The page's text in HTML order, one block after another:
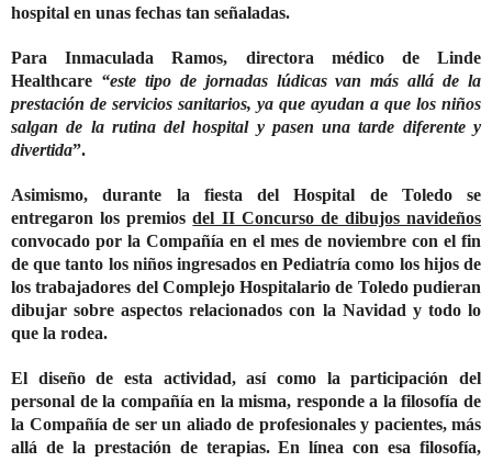
hospital en unas fechas tan señaladas.
ParaInmaculada Ramos, directora médico de Linde
Healthcare “este tipo de jornadas lúdicas van más allá de la
prestación de servicios sanitarios, ya que ayudan a que los niños
salgan de la rutina del hospital y pasen una tarde diferente y
divertida”.
Asimismo, durante la fiesta del Hospital de Toledo se
entregaron los premiosdel II Concurso de dibujos navideños
convocado por la Compañía en el mes de noviembre con el fin
de que tanto los niños ingresados en Pediatría como los hijos de
los trabajadores del Complejo Hospitalario de Toledo pudieran
dibujar sobre aspectos relacionados con la Navidad y todo lo
que la rodea.
El diseño de esta actividad, así como la participación del
personal de la compañía en la misma, responde a la filosofía de
la Compañía de ser un aliado de profesionales y pacientes, más
allá de la prestación de terapias. En línea con esa filosofía,